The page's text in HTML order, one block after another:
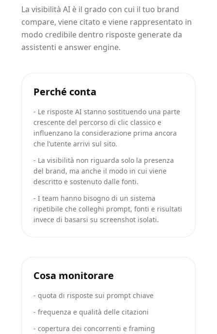
La visibilità AI è il grado con cui il tuo brand
compare, viene citato e viene rappresentato in
modo credibile dentro risposte generate da
assistenti e answer engine.
Perché conta
- Le risposte AI stanno sostituendo una parte
crescente del percorso di clic classico e
influenzano la considerazione prima ancora
che l’utente arrivi sul sito.
- La visibilità non riguarda solo la presenza
del brand, ma anche il modo in cui viene
descritto e sostenuto dalle fonti.
- I team hanno bisogno di un sistema
ripetibile che colleghi prompt, fonti e risultati
invece di basarsi su screenshot isolati.
Cosa monitorare
- quota di risposte sui prompt chiave
- frequenza e qualità delle citazioni
- copertura dei concorrenti e framing